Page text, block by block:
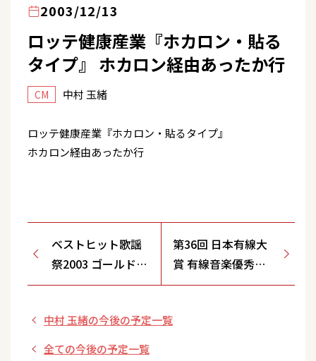
2003/12/13
ロッテ健康産業『ホカロン・貼る
タイプ』 ホカロン経由あったか行
CM 中村 玉緒
ロッテ健康産業『ホカロン・貼るタイプ』
ホカロン経由あったか行
ベストヒット歌謡
祭2003 ゴールドア
ーティスト賞受賞
第36回 日本有線大
賞 有線音楽優秀賞
受賞『鳥取砂丘』
中村 玉緒の今後の予定一覧
全ての今後の予定一覧